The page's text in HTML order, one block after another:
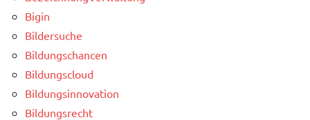
Bigin
Bildersuche
Bildungschancen
Bildungscloud
Bildungsinnovation
Bildungsrecht